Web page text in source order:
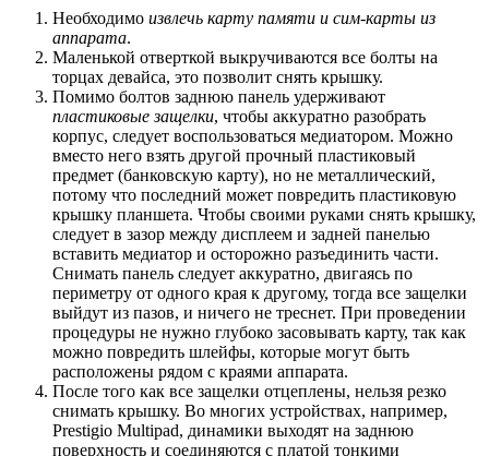
Необходимо извлечь карту памяти и сим-карты из
аппарата.
Маленькой отверткой выкручиваются все болты на
торцах девайса, это позволит снять крышку.
Помимо болтов заднюю панель удерживают
пластиковые защелки, чтобы аккуратно разобрать
корпус, следует воспользоваться медиатором. Можно
вместо него взять другой прочный пластиковый
предмет (банковскую карту), но не металлический,
потому что последний может повредить пластиковую
крышку планшета. Чтобы своими руками снять крышку,
следует в зазор между дисплеем и задней панелью
вставить медиатор и осторожно разъединить части.
Снимать панель следует аккуратно, двигаясь по
периметру от одного края к другому, тогда все защелки
выйдут из пазов, и ничего не треснет. При проведении
процедуры не нужно глубоко засовывать карту, так как
можно повредить шлейфы, которые могут быть
расположены рядом с краями аппарата.
После того как все защелки отцеплены, нельзя резко
снимать крышку. Во многих устройствах, например,
Prestigio Multipad, динамики выходят на заднюю
поверхность и соединяются с платой тонкими